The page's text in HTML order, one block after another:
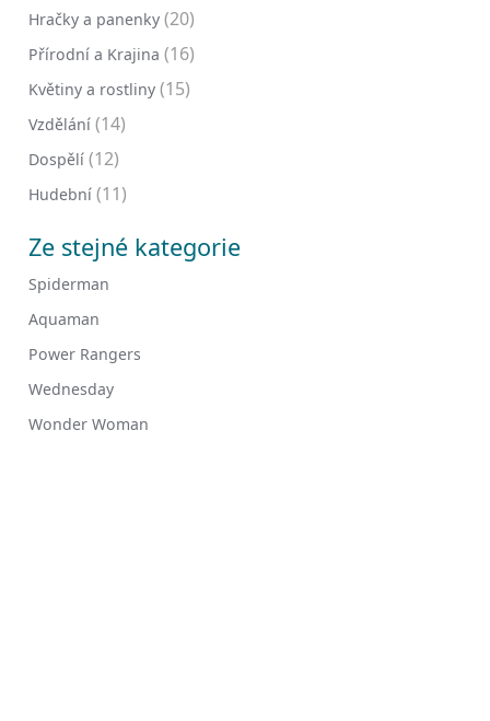
Hračky a panenky (20)
Přírodní a Krajina (16)
Květiny a rostliny (15)
Vzdělání (14)
Dospělí (12)
Hudební (11)
Ze stejné kategorie
Spiderman
Aquaman
Power Rangers
Wednesday
Wonder Woman